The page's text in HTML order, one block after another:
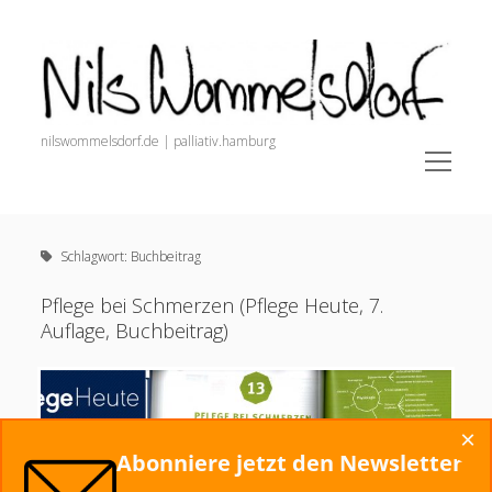
Nils
Wommelsdorf
nilswommelsdorf.de | palliativ.hamburg
open
menu
painnursing.de (Alle Infos für Pain Nurses)
Schmerz. Der Podcast.
menu
Veröffentlichungen
Podcasts und Videos
Dozententätigkeit
Schlagwort: Buchbeitrag
Pflege bei Schmerzen (Pflege Heute, 7.
Auflage, Buchbeitrag)
Abonniere jetzt den Newsletter
×